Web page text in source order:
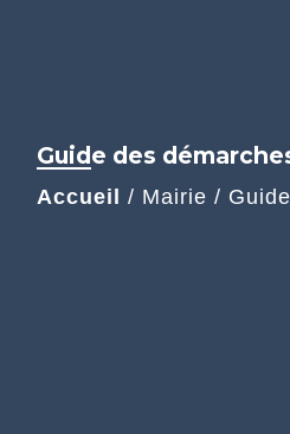
Guide des
Accueil / Mairie /